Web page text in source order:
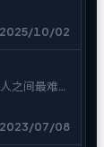
2025/10/02
之间最难拆
2023/07/08